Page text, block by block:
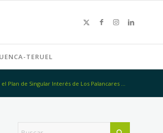
TERUEL
Plan de Singular Interés de Los Palancares ...